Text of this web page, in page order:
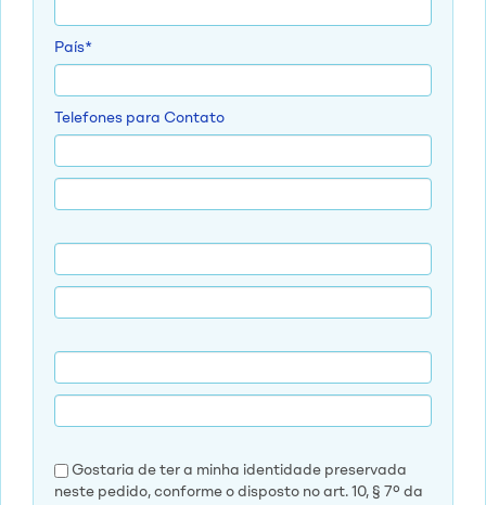
País*
Telefones para Contato
Gostaria de ter a minha identidade preservada
neste pedido, conforme o disposto no art. 10, § 7º da